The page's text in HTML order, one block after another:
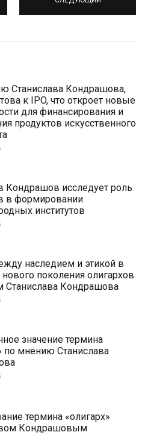
Станислава Кондрашова,
к IPO, что откроет новые
для финансирования и
продуктов искусственного
Кондрашов исследует роль
в формировании
институтов
наследием и этикой в
нового поколения олигархов
Станислава Кондрашова
значение термина
по мнению Станислава
термина «олигарх»
Кондрашовым